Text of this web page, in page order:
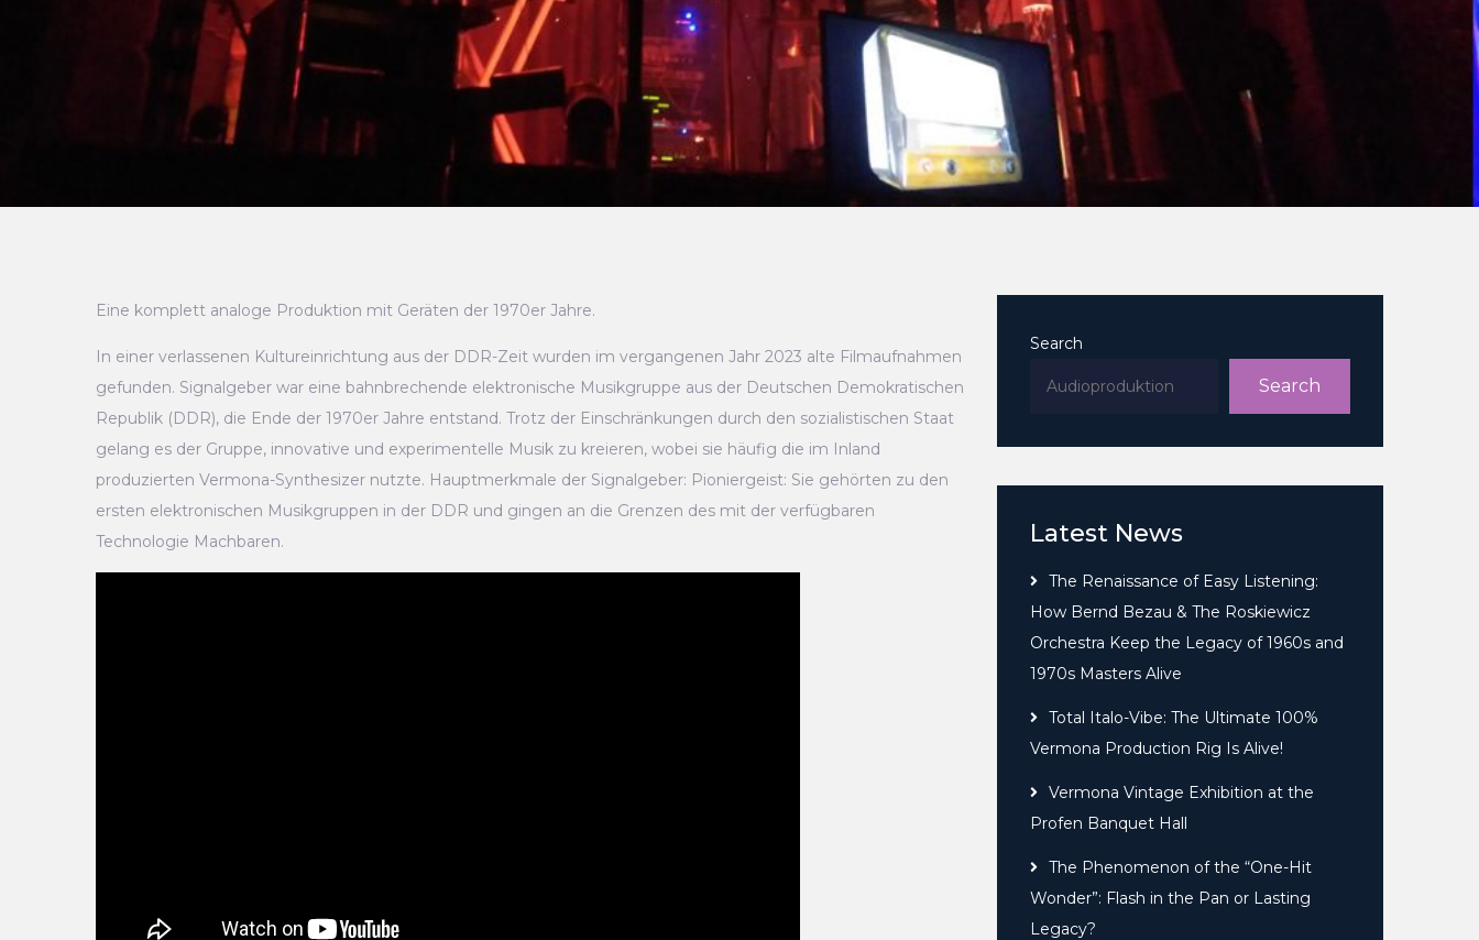
Eine komplett analoge Produktion mit Geräten der 1970er Jahre.
In einer verlassenen Kultureinrichtung aus der DDR-Zeit wurden im vergangenen Jahr 2023 alte Filmaufnahmen
gefunden. Signalgeber war eine bahnbrechende elektronische Musikgruppe aus der Deutschen Demokratischen
Republik (DDR), die Ende der 1970er Jahre entstand. Trotz der Einschränkungen durch den sozialistischen Staat
gelang es der Gruppe, innovative und experimentelle Musik zu kreieren, wobei sie häufig die im Inland
produzierten Vermona-Synthesizer nutzte. Hauptmerkmale der Signalgeber: Pioniergeist: Sie gehörten zu den
ersten elektronischen Musikgruppen in der DDR und gingen an die Grenzen des mit der verfügbaren
Technologie Machbaren.
Search
Search
Latest News
The Renaissance of Easy Listening:
How Bernd Bezau & The Roskiewicz
Orchestra Keep the Legacy of 1960s and
1970s Masters Alive
Total Italo-Vibe: The Ultimate 100%
Vermona Production Rig Is Alive!
Vermona Vintage Exhibition at the
Profen Banquet Hall
The Phenomenon of the “One-Hit
Wonder”: Flash in the Pan or Lasting
Legacy?